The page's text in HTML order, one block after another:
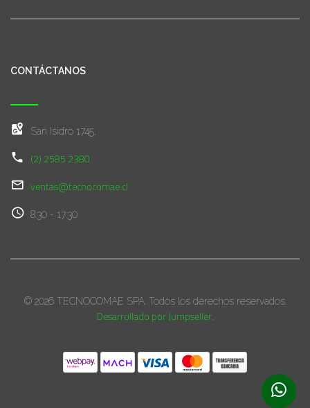
CONTÁCTANOS
San Isidro 1745,
(2) 2585 2380
ventas@tecnocomae.cl
8:30 - 17:30
© 2026 TECNOCOMAE SPA. Todos los derechos reservados.
Desarrollado por Jumpseller